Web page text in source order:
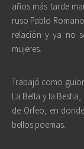
años más tarde
ruso Pablo
relación y ya no
mujeres.
Trabajó como
La Bella y la
de Orfeo, en
bellos poemas.